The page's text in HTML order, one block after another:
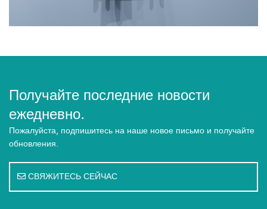
Получайте последние новости
ежедневно.
Пожалуйста, подпишитесь на наше новое письмо и получайте
обновления.
СВЯЖИТЕСЬ СЕЙЧАС